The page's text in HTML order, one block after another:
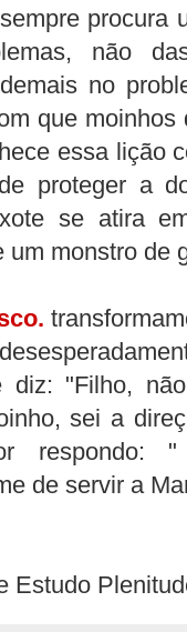
procura
não
no
que
essa lição
proteger a
se atira
um monstro de
"Filho,
sei a
respondo: "
de servir a
Estudo